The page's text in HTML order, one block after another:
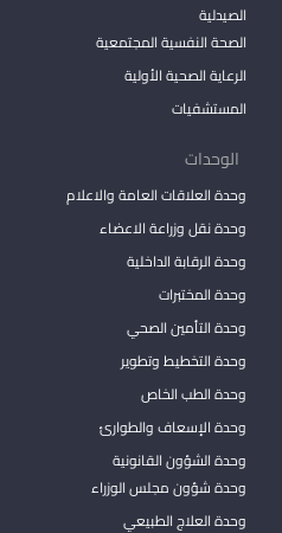
الصيدلية
الصحة النفسية المجتمعية
الرعاية الصحية الأولية
المستشفيات
الوحدات
وحدة العلاقات العامة والاعلام
وحدة نقل وزراعة الاعضاء
وحدة الرقابة الداخلية
وحدة المختبرات
وحدة التأمين الصحي
وحدة التخطيط وتطوير
وحدة الطب الخاص
وحدة الإسعاف والطوارئ
وحدة الشؤون القانونية
وحدة شؤون مجلس الوزراء
وحدة العلاج الطبيعي